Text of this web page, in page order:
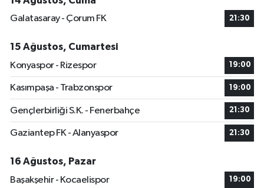
Galatasaray - Çorum FK
21:30
15 Ağustos, Cumartesi
Konyaspor - Rizespor
19:00
Kasımpaşa - Trabzonspor 19:00
Gençlerbirliği S.K. - Fenerbahçe 21:30
Gaziantep FK - Alanyaspor 21:30
16 Ağustos, Pazar
Başakşehir - Kocaelispor
19:00